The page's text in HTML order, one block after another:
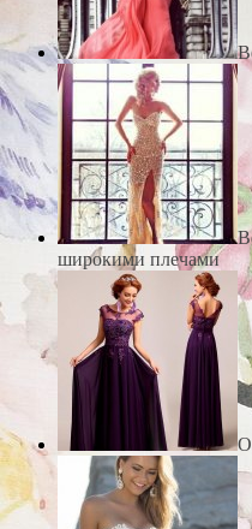
широкими плечами
О